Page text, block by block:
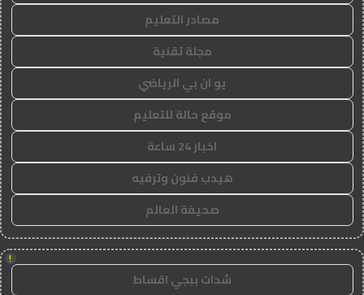
مصادر التعليم
مجلة تقنية
يو ان بي الرياضي
موقع حالة للتعليم
اخبار 24 ساعة
هيدب فنون وترفيه
صحيفة العالم
!
شدات ببجي اقساط